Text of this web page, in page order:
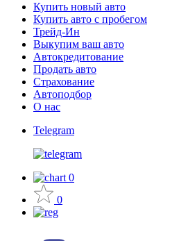
Купить новый авто
Купить авто с пробегом
Трейд-Ин
Выкупим ваш авто
Автокредитование
Продать авто
Страхование
Автоподбор
О нас
Telegram
0
0